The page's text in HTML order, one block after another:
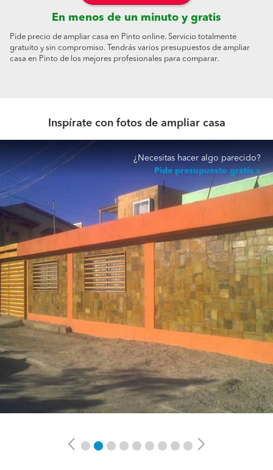
En menos de un minuto y gratis
Pide precio de ampliar casa en Pinto online. Servicio totalmente
gratuito y sin compromiso. Tendrás varios presupuestos de ampliar
casa en Pinto de los mejores profesionales para comparar.
Inspírate con fotos de ampliar casa
¿Necesitas hacer algo parecido?
Pide presupuesto gratis
Previous Next